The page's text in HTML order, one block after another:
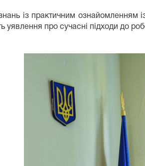
знань із практичним
про сучасні підходи до